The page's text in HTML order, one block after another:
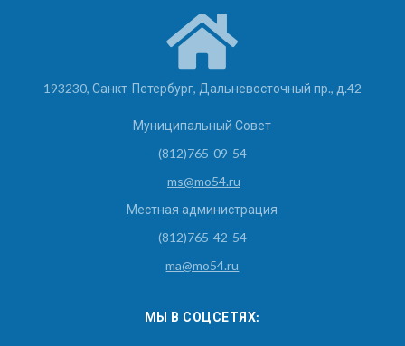
193230, Санкт-Петербург, Дальневосточный пр., д.42
Муниципальный Совет
(812)765-09-54
ms@mo54.ru
Местная администрация
(812)765-42-54
ma@mo54.ru
МЫ В СОЦСЕТЯХ: